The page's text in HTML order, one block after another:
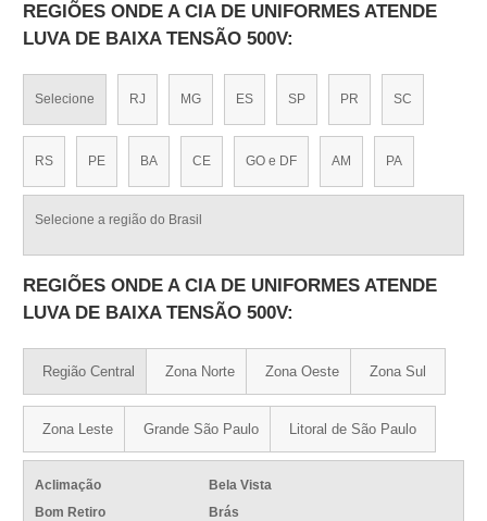
REGIÕES ONDE A CIA DE UNIFORMES ATENDE
LUVA DE BAIXA TENSÃO 500V:
Selecione RJ MG ES SP PR SC
RS PE BA CE GO e DF AM PA
Selecione a região do Brasil
REGIÕES ONDE A CIA DE UNIFORMES ATENDE
LUVA DE BAIXA TENSÃO 500V:
Região Central Zona Norte Zona Oeste Zona Sul
Zona Leste Grande São Paulo Litoral de São Paulo
Aclimação
Bela Vista
Bom Retiro
Brás